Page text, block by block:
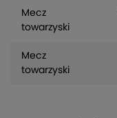
Mecz
towarzyski
Mecz
towarzyski